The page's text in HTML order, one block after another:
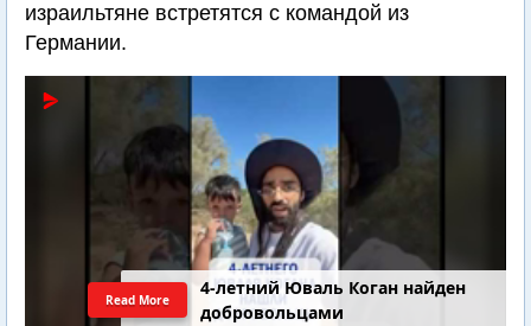
израильтяне встретятся с командой из
Германии.
4-летний Юваль Коган найден
добровольцами
Read More